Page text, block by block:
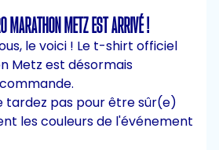
MARATHON METZ EST ARRIVÉ !
le voici ! Le t-shirt officiel
Metz est désormais
tardez pas pour être sûr(e)
les couleurs de l'événement